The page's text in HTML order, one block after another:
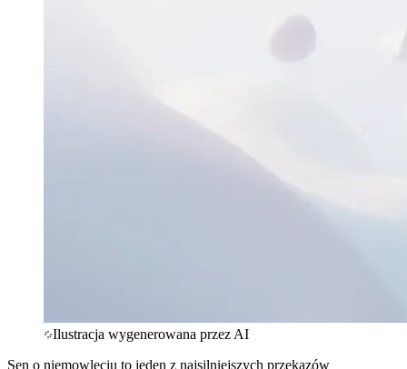
Ilustracja wygenerowana przez AI
Sen o niemowlęciu to jeden z najsilniejszych przekazów